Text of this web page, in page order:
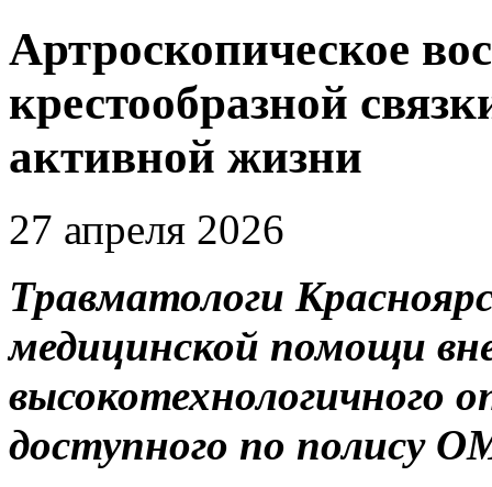
Артроскопическое
крестообразной
активной жизни
27 апреля 2026
Травматологи
медицинской помощи
высокотехнологичного
доступного по полису